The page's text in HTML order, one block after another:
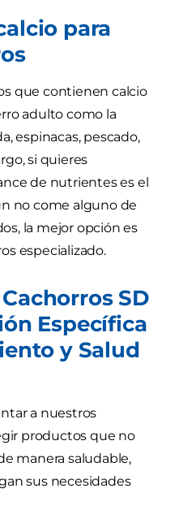
para
que contienen calcio
adulto como la
espinacas, pescado,
si quieres
de nutrientes es el
no come alguno de
la mejor opción es
especializado.
SD
Específica
y Salud
a nuestros
productos que no
manera saludable,
sus necesidades